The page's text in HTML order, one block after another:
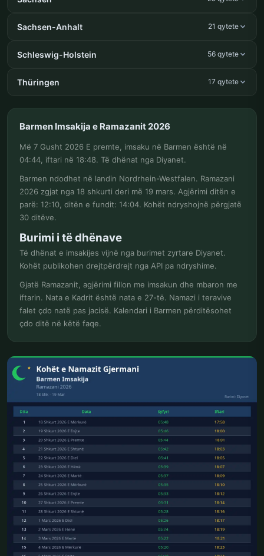
Sachsen-Anhalt 21 qytete
Schleswig-Holstein 56 qytete
Thüringen 17 qytete
Barmen Imsakija e Ramazanit 2026
Më 7 Gusht 2026 E premte, imsaku në Barmen është në
04:44, iftari në 18:48. Të dhënat nga Diyanet.
Barmen ndodhet në landin Nordrhein-Westfalen. Ramazani
2026 zgjat nga 18 shkurti deri më 19 mars. Agjërimi ditën e
parë: 12:10, ditën e fundit: 14:04. Kohët ndryshojnë përgjatë
30 ditëve.
Burimi i të dhënave
Të dhënat e imsakijes vijnë nga burimet zyrtare Diyanet.
Kohët publikohen drejtpërdrejt nga API pa ndryshime.
Gjatë Ramazanit, agjërimi fillon me imsakun dhe mbaron me
iftarin. Nata e Kadrit është nata e 27-të. Namazi i teravive
falet çdo natë pas jacisë. Kalendari i Barmen përditësohet
çdo ditë në këtë faqe.